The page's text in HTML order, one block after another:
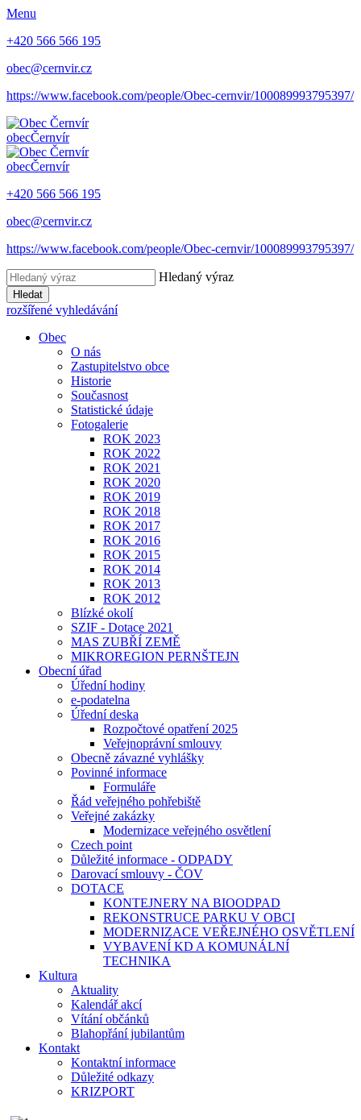
Menu
+420 566 566 195
obec@cernvir.cz
https://www.facebook.com/people/Obec-cernvir/100089993795397/
obecČernvír
obecČernvír
+420 566 566 195
obec@cernvir.cz
https://www.facebook.com/people/Obec-cernvir/100089993795397/
Hledaný výraz
Hledat
rozšířené vyhledávání
Obec
O nás
Zastupitelstvo obce
Historie
Současnost
Statistické údaje
Fotogalerie
ROK 2023
ROK 2022
ROK 2021
ROK 2020
ROK 2019
ROK 2018
ROK 2017
ROK 2016
ROK 2015
ROK 2014
ROK 2013
ROK 2012
Blízké okolí
SZIF - Dotace 2021
MAS ZUBŘÍ ZEMĚ
MIKROREGION PERNŠTEJN
Obecní úřad
Úřední hodiny
e-podatelna
Úřední deska
Rozpočtové opatření 2025
Veřejnoprávní smlouvy
Obecně závazné vyhlášky
Povinné informace
Formuláře
Řád veřejného pohřebiště
Veřejné zakázky
Modernizace veřejného osvětlení
Czech point
Důležité informace - ODPADY
Darovací smlouvy - ČOV
DOTACE
KONTEJNERY NA BIOODPAD
REKONSTRUCE PARKU V OBCI
MODERNIZACE VEŘEJNÉHO OSVĚTLENÍ
VYBAVENÍ KD A KOMUNÁLNÍ
TECHNIKA
Kultura
Aktuality
Kalendář akcí
Vítání občánků
Blahopřání jubilantům
Kontakt
Kontaktní informace
Důležité odkazy
KRIZPORT